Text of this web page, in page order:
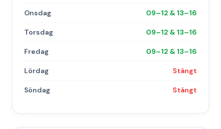
Onsdag 09–12 & 13–16
Torsdag 09–12 & 13–16
Fredag 09–12 & 13–16
Lördag Stängt
Söndag Stängt